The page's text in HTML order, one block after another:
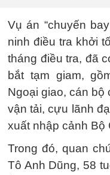
Vụ án “chuyến
ninh điều tra khởi
tháng điều tra, đã
bắt tạm giam,
Ngoại giao, cán bộ
vận tải, cựu lãnh
xuất nhập cảnh Bộ
Trong đó, quan
Tô Anh Dũng, 58